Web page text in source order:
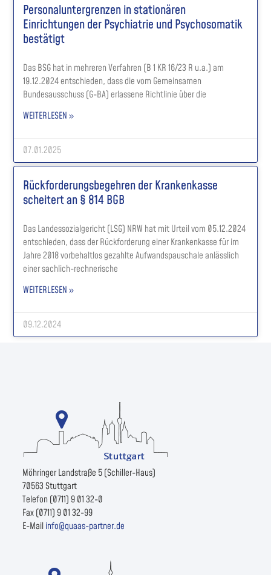
Personaluntergrenzen in stationären
Einrichtungen der Psychiatrie und Psychosomatik
bestätigt
Das BSG hat in mehreren Verfahren (B 1 KR 16/23 R u.a.) am
19.12.2024 entschieden, dass die vom Gemeinsamen
Bundesausschuss (G-BA) erlassene Richtlinie über die
WEITERLESEN »
07.01.2025
Rückforderungsbegehren der Krankenkasse
scheitert an § 814 BGB
Das Landessozialgericht (LSG) NRW hat mit Urteil vom 05.12.2024
entschieden, dass der Rückforderung einer Krankenkasse für im
Jahre 2018 vorbehaltlos gezahlte Aufwandspauschale anlässlich
einer sachlich-rechnerische
WEITERLESEN »
09.12.2024
Möhringer Landstraße 5 (Schiller-Haus)
70563 Stuttgart
Telefon (0711) 9 01 32-0
Fax (0711) 9 01 32-99
E-Mailinfo@quaas-partner.de